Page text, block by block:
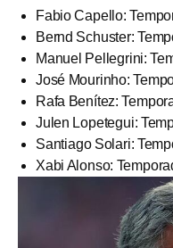
Fabio Capello:
Bernd Schuster:
Manuel Pellegrini:
José Mourinho:
Rafa Benítez:
Julen Lopetegui:
Santiago Solari:
Xabi Alonso: